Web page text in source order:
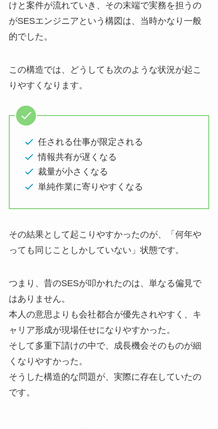
けと案件が流れていき、その末端で実務を担うの
がSESエンジニアという構図は、当時かなり一般
的でした。
この構造では、どうしても次のような状況が起こ
りやすくなります。
任される仕事が限定される
情報共有が遅くなる
裁量が小さくなる
単純作業に寄りやすくなる
その結果として起こりやすかったのが、「何年や
っても同じことしかしていない」状態です。
つまり、昔のSESが叩かれたのは、単なる偏見で
はありません。
本人の意思よりも会社都合が優先されやすく、キ
ャリア形成が現場任せになりやすかった。
そして多重下請けの中で、成長機会そのものが細
くなりやすかった。
そうした構造的な問題が、実際に存在していたの
です。